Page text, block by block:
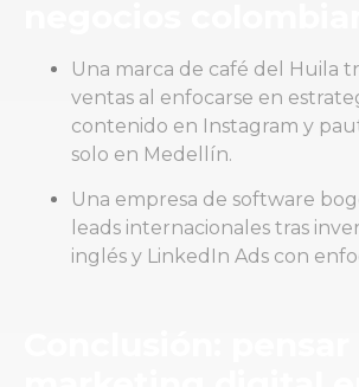
Una marca de café del Huila
ventas al enfocarse en
contenido en Instagram y
solo en Medellín.
Una empresa de software
leads internacionales tras
inglés y LinkedIn Ads con